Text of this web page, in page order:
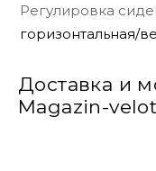
Регулировка
горизонтальная/
Доставка и
Magazin-